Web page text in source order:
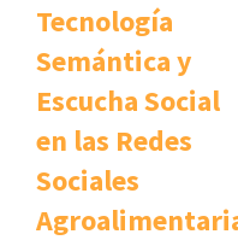
Tecnología
Semántica y
Escucha Social
en las Redes
Sociales